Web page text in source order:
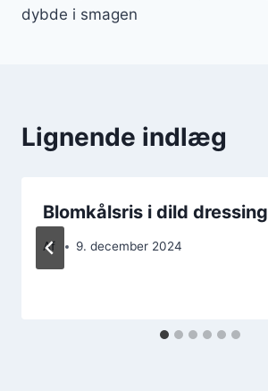
dybde i smagen
Lignende indlæg
Blomkålsris i dild dressing
Af 9. december 2024